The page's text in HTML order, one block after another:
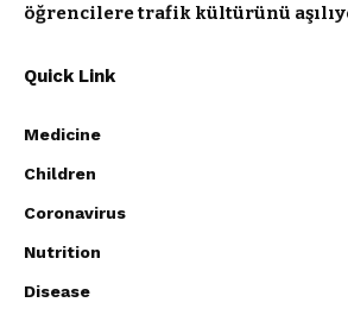
öğrencilere trafik kültürünü
Quick Link
Medicine
Children
Coronavirus
Nutrition
Disease